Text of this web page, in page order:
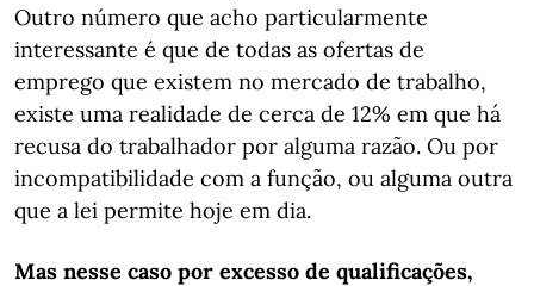
Outro número que acho particularmente
interessante é que de todas as ofertas de
emprego que existem no mercado de trabalho,
existe uma realidade de cerca de 12% em que há
recusa do trabalhador por alguma razão. Ou por
incompatibilidade com a função, ou alguma outra
que a lei permite hoje em dia.
Mas nesse caso por excesso de qualificações,